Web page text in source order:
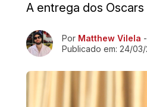
A entrega dos
Ir direto pra matéria
Por Matthew Vilela
Publicado em: 24/03/